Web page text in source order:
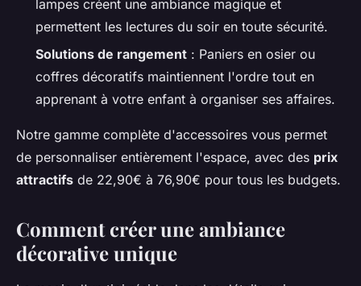
lampes créent une ambiance magique et
permettent les lectures du soir en toute sécurité.
Solutions de rangement : Paniers en osier ou
coffres décoratifs maintiennent l'ordre tout en
apprenant à votre enfant à organiser ses affaires.
Notre gamme complète d'accessoires vous permet
de personnaliser entièrement l'espace, avec des prix
attractifs de 22,90€ à 76,90€ pour tous les budgets.
Comment créer une ambiance
décorative unique